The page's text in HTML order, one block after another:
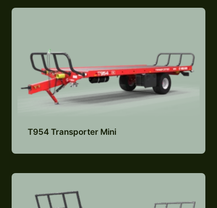
T954 Transporter Mini